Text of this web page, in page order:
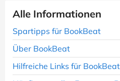
Alle Informationen
Spartipps für BookBeat
Über BookBeat
Hilfreiche Links für BookBeat